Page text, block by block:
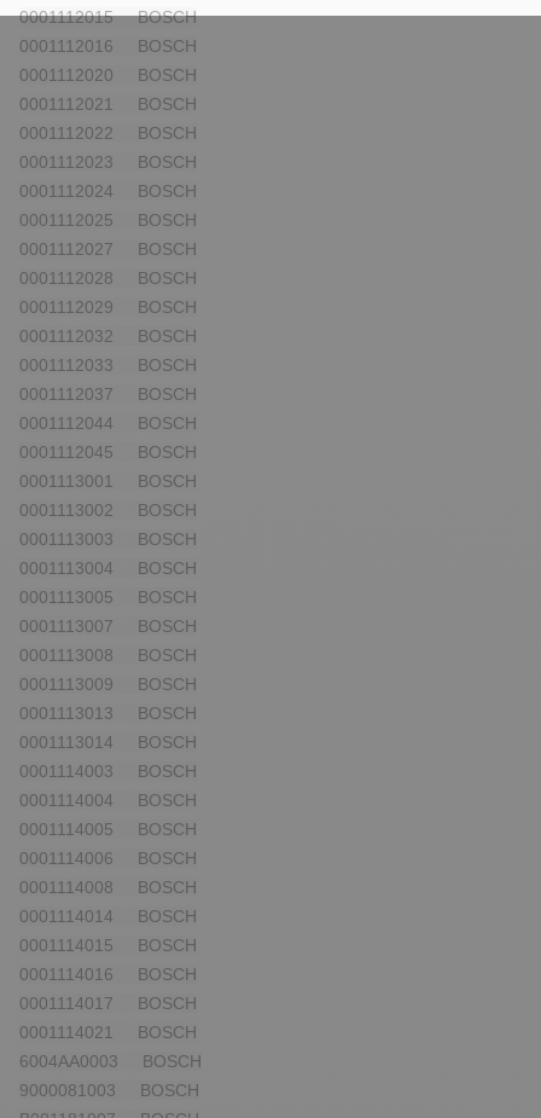
0001112015 BOSCH
0001112016 BOSCH
0001112020 BOSCH
0001112021 BOSCH
0001112022 BOSCH
0001112023 BOSCH
0001112024 BOSCH
0001112025 BOSCH
0001112027 BOSCH
0001112028 BOSCH
0001112029 BOSCH
0001112032 BOSCH
0001112033 BOSCH
0001112037 BOSCH
0001112044 BOSCH
0001112045 BOSCH
0001113001 BOSCH
0001113002 BOSCH
0001113003 BOSCH
0001113004 BOSCH
0001113005 BOSCH
0001113007 BOSCH
0001113008 BOSCH
0001113009 BOSCH
0001113013 BOSCH
0001113014 BOSCH
0001114003 BOSCH
0001114004 BOSCH
0001114005 BOSCH
0001114006 BOSCH
0001114008 BOSCH
0001114014 BOSCH
0001114015 BOSCH
0001114016 BOSCH
0001114017 BOSCH
0001114021 BOSCH
6004AA0003 BOSCH
9000081003 BOSCH